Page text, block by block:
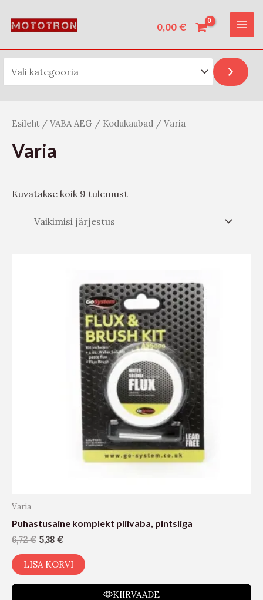
0,00 €
t
s
Esileht / VABA AEG / Kodukaubad / Varia
Varia
Kuvatakse kõik 9 tulemust
Varia
Puhastusaine komplekt pliivaba, pintsliga
6,72€ 5,38 €
LISA KORVI
KIIRVAADE